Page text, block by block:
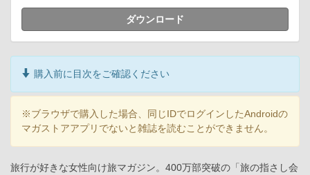
ダウンロード
購入前に目次をご確認ください
※ブラウザで購入した場合、同じIDでログインしたAndroidの
マガストアアプリでないと雑誌を読むことができません。
旅行が好きな女性向け旅マガジン。400万部突破の「旅の指さし会